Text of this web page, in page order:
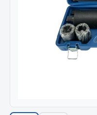
Отопители
Автономные
Жидкостные